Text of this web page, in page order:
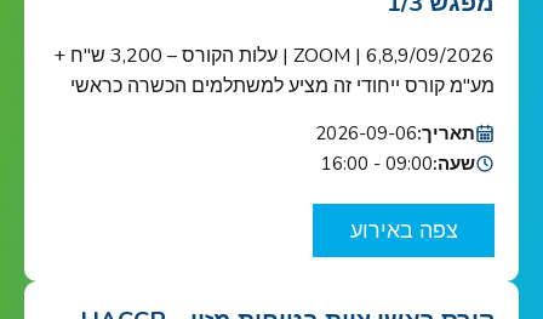
6,8,9/09/2026 | ZOOM | עלות הקורס – 3,200 ש"ח +
מע"מ קורס ייחודי זה מציע למשתלמים הכשרה כראשי
22000 הקורס מוכר ע"י האיגוד הישראלי לאיכות הקורס
מיועד לאנשי מפתח בתחום בטיחות המזון בארגונים
העוסקים בשרשרת אספקת המזון: מגדלי תוצרת
חקלאית, בתי אריזה, מפעלי עיבוד וייצור מזון ומשקאות,
תאריך:2026-09-06
שעה:09:00 - 16:00
צפה באירוע